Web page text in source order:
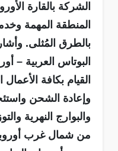
الشركة بالقارة
المنطقة المهمة
بالطرق المُثلى.
البوتاس العربية –
القيام بكافة
وإعادة الشحن
والبوارج النهرية
من شمال غرب